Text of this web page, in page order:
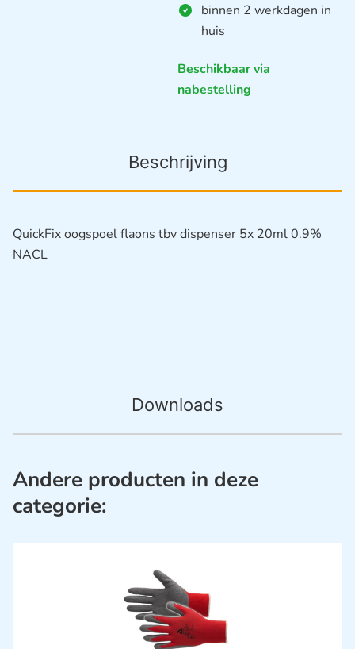
binnen 2 werkdagen in
huis
Beschikbaar via
nabestelling
Beschrijving
Downloads
QuickFix oogspoel flaons tbv dispenser 5x 20ml 0.9%
NACL
Andere producten in deze
categorie: